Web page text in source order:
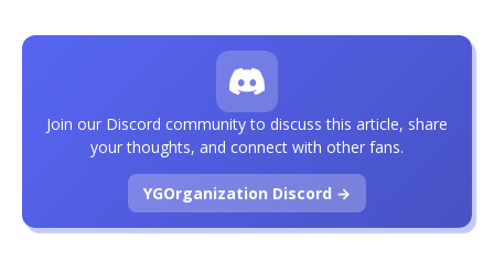
Join our Discord community to discuss this article, share
your thoughts, and connect with other fans.
YGOrganization Discord →